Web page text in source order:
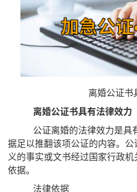
离婚公证书
离婚公证书具有法律效力
公证离婚的法律效力是具
据足以推翻该项公证的内容。
义的事实或文书经过国家行政
依据。
法律依据